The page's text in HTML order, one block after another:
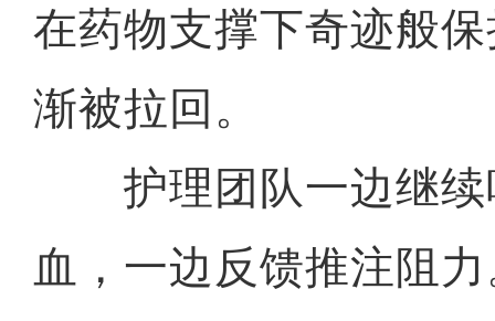
在药物支撑下奇迹般
渐被拉回。
护理团队一边继续
血，一边反馈推注阻